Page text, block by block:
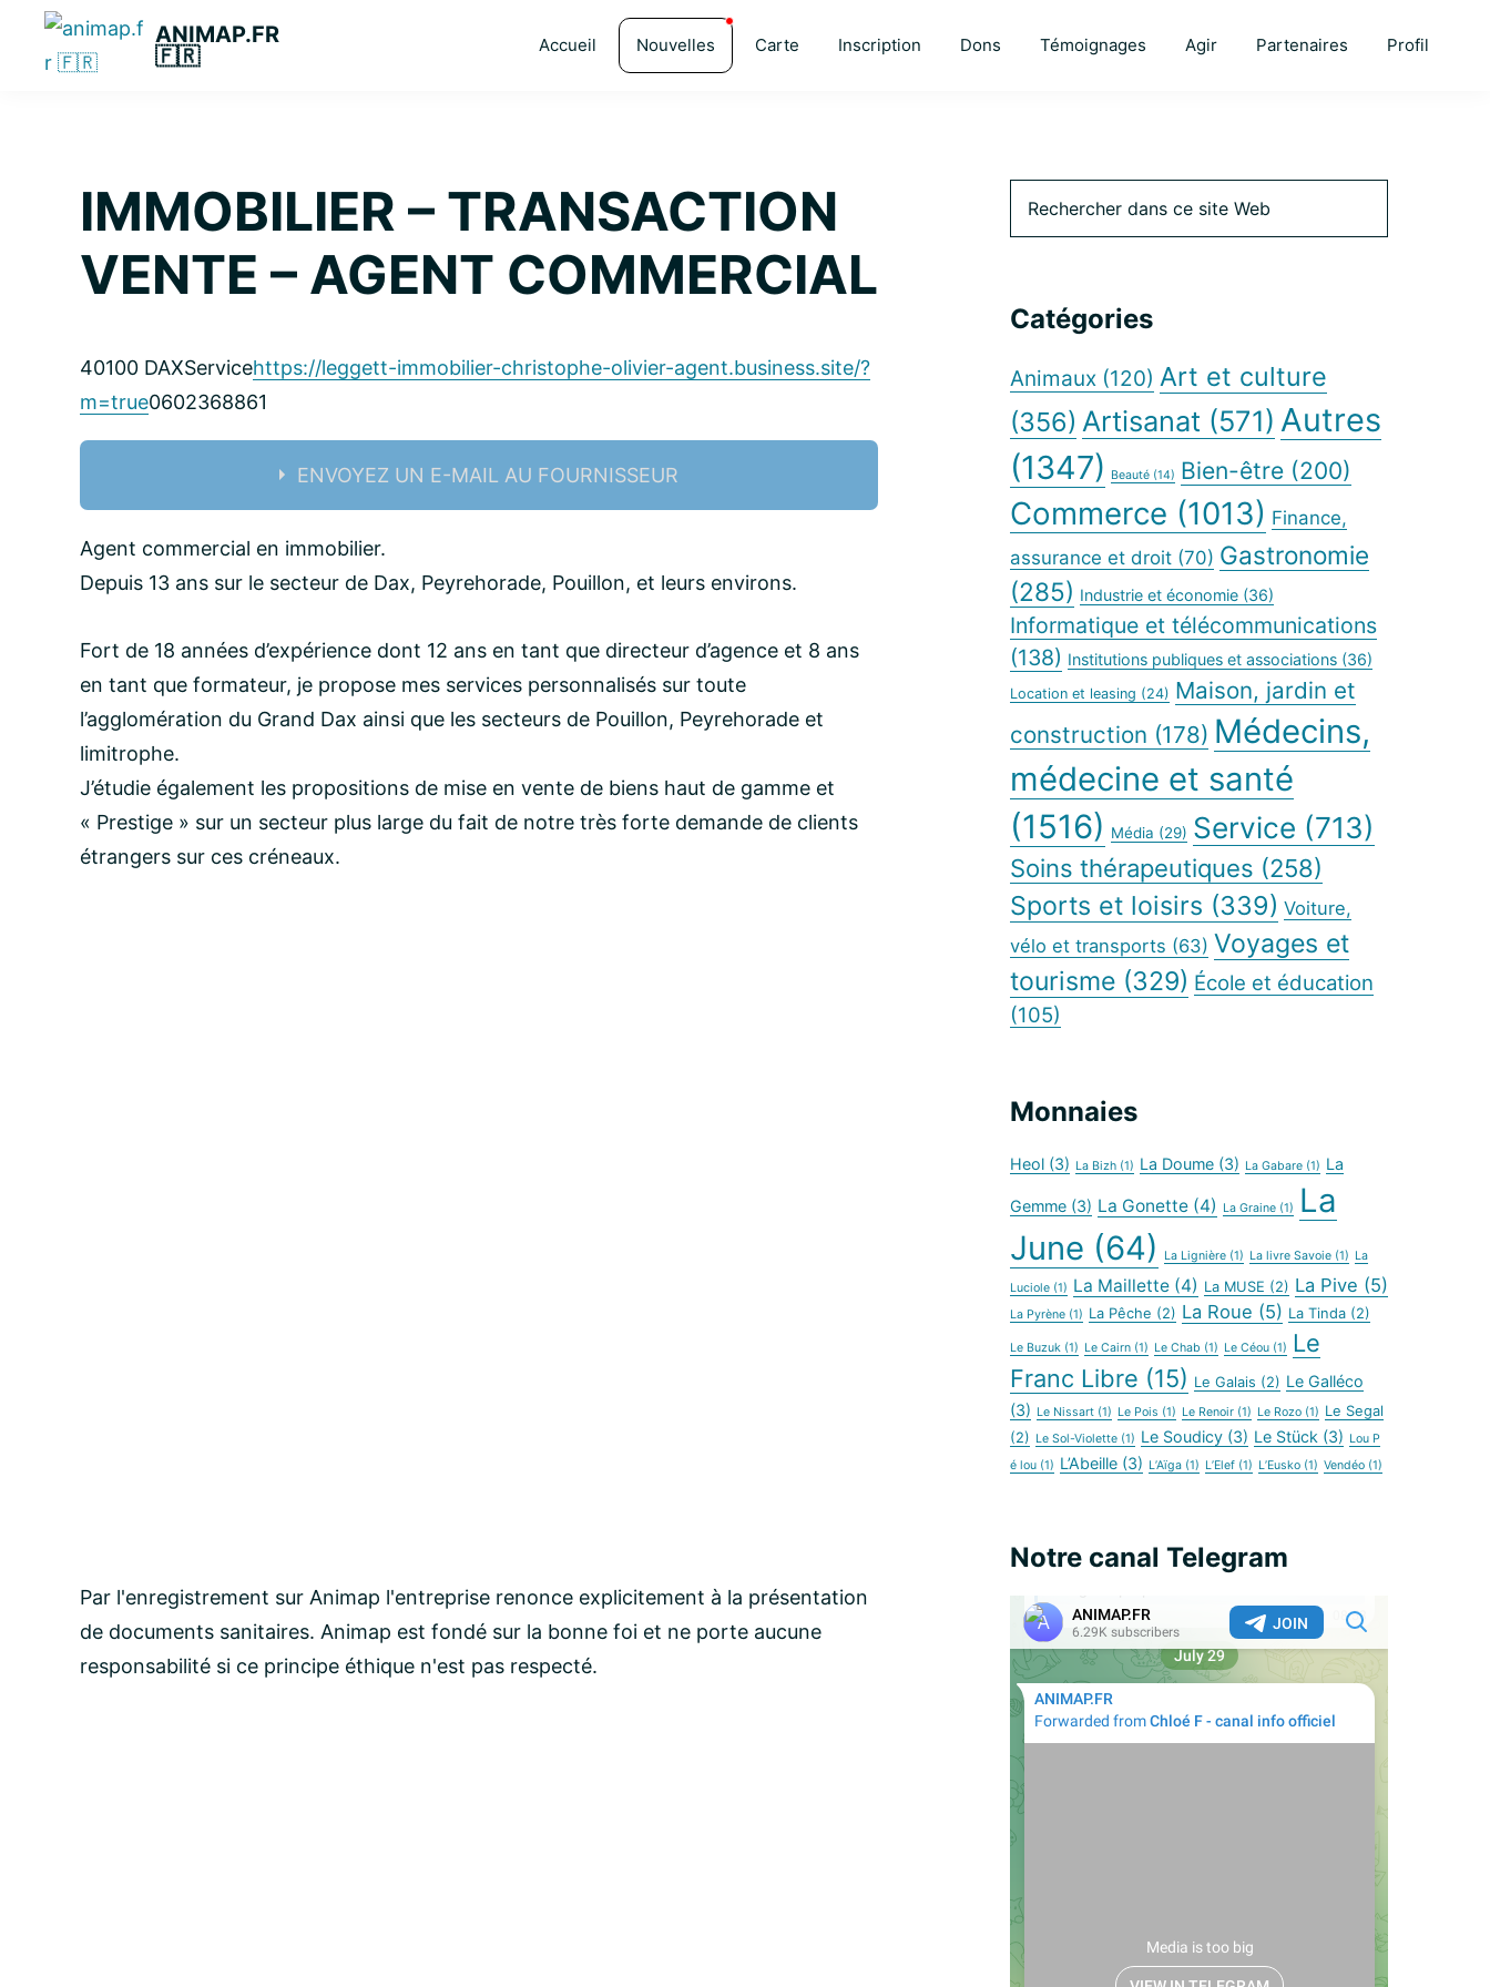
Passer
Passer
Passer
principale
ANIMAP.FR
🇫🇷
Accueil Nouvelles Carte Inscription Dons Témoignages Agir Partenaires Profil
IMMOBILIER – TRANSACTION
VENTE – AGENT COMMERCIAL
40100 DAXServicehttps://leggett-immobilier-christophe-olivier-agent.business.site/?
m=true0602368861
ENVOYEZ UN E-MAIL AU FOURNISSEUR
Nom:
Message:
Agent commercial en immobilier.
Depuis 13 ans sur le secteur de Dax, Peyrehorade, Pouillon, et leurs environs.
Fort de 18 années d’expérience dont 12 ans en tant que directeur d’agence et 8 ans
en tant que formateur, je propose mes services personnalisés sur toute
l’agglomération du Grand Dax ainsi que les secteurs de Pouillon, Peyrehorade et
limitrophe.
J’étudie également les propositions de mise en vente de biens haut de gamme et
« Prestige » sur un secteur plus large du fait de notre très forte demande de clients
étrangers sur ces créneaux.
Par l'enregistrement sur Animap l'entreprise renonce explicitement à la présentation
de documents sanitaires. Animap est fondé sur la bonne foi et ne porte aucune
responsabilité si ce principe éthique n'est pas respecté.
Barre
principale
dans
Catégories
Animaux (120) Art et culture
(356) Artisanat (571) Autres
(1347)
Beauté (14) Bien-être (200)
Commerce (1013) Finance,
assurance et droit (70) Gastronomie
(285) Industrie et économie (36)
Informatique et télécommunications
(138) Institutions publiques et associations (36)
Location et leasing (24) Maison, jardin et
construction (178) Médecins,
médecine et santé
(1516) Média (29) Service (713)
Soins thérapeutiques (258)
Sports et loisirs (339) Voiture,
vélo et transports (63) Voyages et
tourisme (329) École et éducation
(105)
Monnaies
Heol (3) La Bizh (1) La Doume (3) La Gabare (1) La
Gemme (3) La Gonette (4) La Graine (1)
La
June (64) La Lignière (1) La livre Savoie (1) La
Luciole (1) La Maillette (4) La MUSE (2) La Pive (5)
La Pyrène (1) La Pêche (2) La Roue (5) La Tinda (2)
Le Buzuk (1) Le Cairn (1) Le Chab (1) Le Céou (1)
Le
Franc Libre (15) Le Galais (2) Le Galléco
(3) Le Nissart (1) Le Pois (1) Le Renoir (1) Le Rozo (1) Le Segal
(2) Le Sol-Violette (1) Le Soudicy (3) Le Stück (3) Lou P
é lou (1) L’Abeille (3) L’Aïga (1) L’Elef (1) L’Eusko (1) Vendéo (1)
Notre canal Telegram